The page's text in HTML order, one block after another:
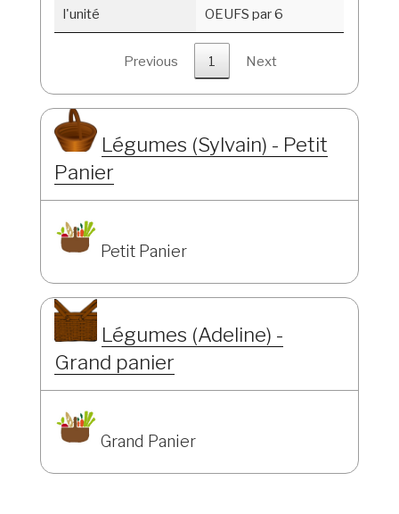
l'unité OEUFS par 6
Previous 1 Next
Légumes (Sylvain) - Petit
Panier
Petit Panier
Légumes (Adeline) -
Grand panier
Grand Panier